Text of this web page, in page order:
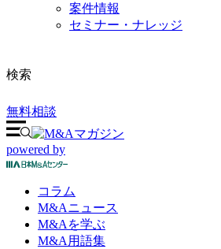
案件情報
セミナー・ナレッジ
検索
無料相談
powered by
コラム
M&Aニュース
M&Aを学ぶ
M&A 用語集